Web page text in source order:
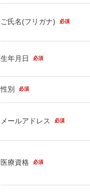
ご氏名(フリガナ) 必須
生年月日 必須
性別 必須
メールアドレス 必須
医療資格 必須